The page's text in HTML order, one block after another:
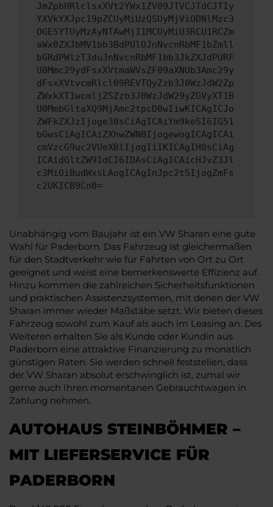
JmZpbHRlclsxXVt2YWx1ZV09JTVCJTdCJTIy
YXVkYXJpc19pZCUyMiUzQSUyMjViODNlMzc3
OGE5YTUyMzAyNTAwMjI1MCUyMiU3RCU1RCZm
aWx0ZXJbMV1bb3BdPUlOJnNvcnRbMF1bZmll
bGRdPWlzT3duJnNvcnRbMF1bb3JkZXJdPURF
U0Mmc29ydFsxXVtmaWVsZF09aXNUb3Amc29y
dFsxXVtvcmRlcl09REVTQyZzb3J0WzJdW2Zp
ZWxkXT1wcmljZSZzb3J0WzJdW29yZGVyXT1B
U0MmbGltaXQ9MjAmc2tpcD0wIiwKICAgICJo
ZWFkZXJzIjoge30sCiAgICAiYm9keSI6IG51
bGwsCiAgICAiZXhwZWN0IjogewogICAgICAi
cmVzcG9uc2VUeXBlIjogIiIKICAgIH0sCiAg
ICAidGltZW91dCI6IDAsCiAgICAicHJvZ3Jl
c3MiOiBudWxsLAogICAgInJpc2t5IjogZmFs
c2UKICB9Cn0=
Unabhängig vom Baujahr ist ein VW Sharan eine gute
Wahl für Paderborn. Das Fahrzeug ist gleichermaßen
für den Stadtverkehr wie für Fahrten von Ort zu Ort
geeignet und weist eine bemerkenswerte Effizienz auf.
Hinzu kommen die zahlreichen Sicherheitsfunktionen
und praktischen Assistenzsystemen, mit denen der VW
Sharan immer wieder Maßstäbe setzt. Wir bieten dieses
Fahrzeug sowohl zum Kauf als auch im Leasing an. Des
Weiteren erhalten Sie als Kunde oder Kundin aus
Paderborn eine attraktive Finanzierung zu monatlich
günstigen Raten. Sie werden schnell feststellen, dass
der VW Sharan absolut erschwinglich ist, zumal wir
gerne auch Ihren momentanen Gebrauchtwagen in
Zahlung nehmen.
AUTOHAUS STEINBÖHMER –
MIT LIEFERSERVICE FÜR
PADERBORN